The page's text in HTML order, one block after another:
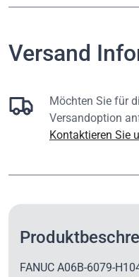
Versand
Möchten Sie für
Versandoption
Kontaktieren Sie
FANUC A06B-6079-